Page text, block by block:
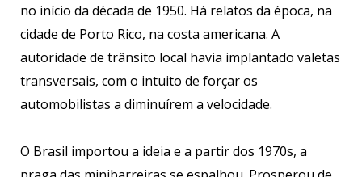
no início da década de 1950. Há relatos da época, na
cidade de Porto Rico, na costa americana. A
autoridade de trânsito local havia implantado valetas
transversais, com o intuito de forçar os
automobilistas a diminuírem a velocidade.
O Brasil importou a ideia e a partir dos 1970s, a